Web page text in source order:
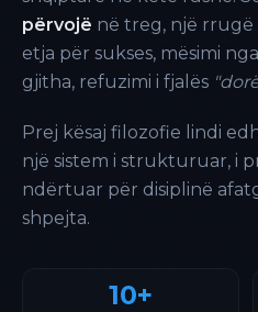
përvojë në treg, një
etja për sukses, mësimi
gjitha, refuzimi i fjalës
Prej kësaj filozofie lindi
një sistem i strukturuar, i
ndërtuar për disiplinë
shpejta.
10+